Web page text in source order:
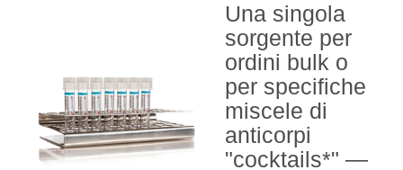
Una singola
sorgente per
ordini bulk o
per specifiche
miscele di
anticorpi
"cocktails*" —